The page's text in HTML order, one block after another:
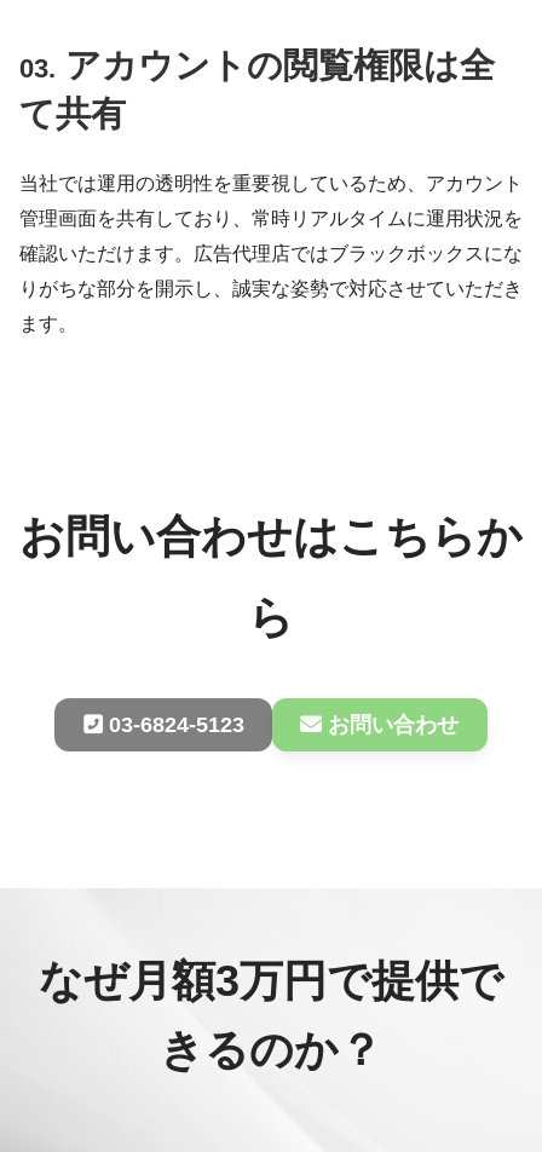
03. アカウントの閲覧権限は全
て共有
当社では運用の透明性を重要視しているため、アカウント
管理画面を共有しており、常時リアルタイムに運用状況を
確認いただけます。広告代理店ではブラックボックスにな
りがちな部分を開示し、誠実な姿勢で対応させていただき
ます。
お問い合わせはこちらか
ら
03-6824-5123 お問い合わせ
なぜ月額3万円で提供で
きるのか？